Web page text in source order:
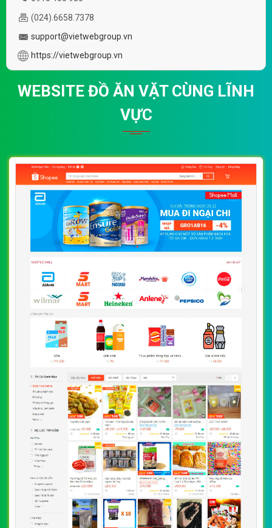
(024).6658.7378
support@vietwebgroup.vn
https://vietwebgroup.vn
WEBSITE ĐỒ ĂN VẶT CÙNG LĨNH
VỰC